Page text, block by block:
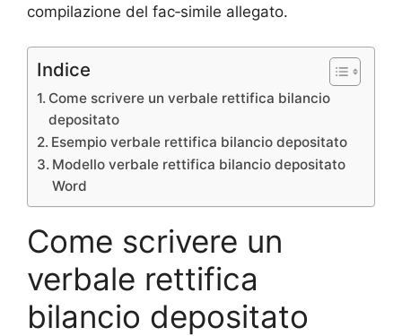
compilazione del fac‑simile allegato.
Indice
Come scrivere un verbale rettifica bilancio
depositato​
Esempio verbale rettifica bilancio depositato​
Modello verbale rettifica bilancio depositato​
Word
Come scrivere un
verbale rettifica
bilancio depositato​